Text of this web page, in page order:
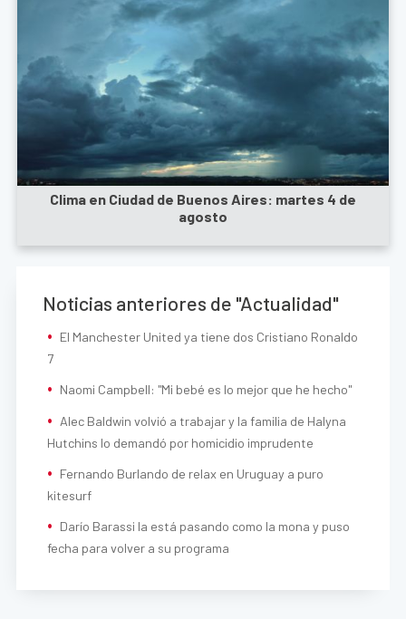
Clima en Ciudad de Buenos Aires: martes 4 de
agosto
Noticias anteriores de "Actualidad"
El Manchester United ya tiene dos Cristiano Ronaldo
7
Naomi Campbell: "Mi bebé es lo mejor que he hecho"
Alec Baldwin volvió a trabajar y la familia de Halyna
Hutchins lo demandó por homicidio imprudente
Fernando Burlando de relax en Uruguay a puro
kitesurf
Darío Barassi la está pasando como la mona y puso
fecha para volver a su programa